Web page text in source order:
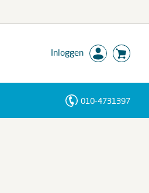
Inloggen
010-4731397